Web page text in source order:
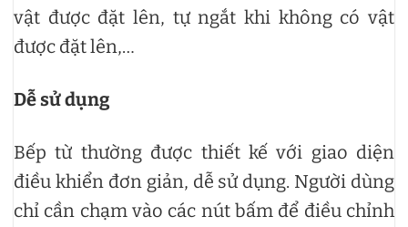
vật được đặt lên, tự ngắt khi không có vật
được đặt lên,…
Dễ sử dụng
Bếp từ thường được thiết kế với giao diện
điều khiển đơn giản, dễ sử dụng. Người dùng
chỉ cần chạm vào các nút bấm để điều chỉnh